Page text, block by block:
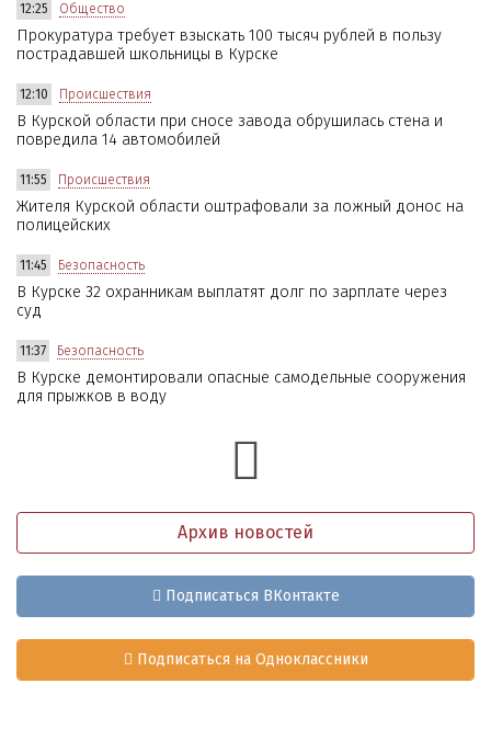
12:25 Общество
Прокуратура требует взыскать 100 тысяч рублей в пользу
пострадавшей школьницы в Курске
12:10 Происшествия
В Курской области при сносе завода обрушилась стена и
повредила 14 автомобилей
11:55 Происшествия
Жителя Курской области оштрафовали за ложный донос на
полицейских
11:45 Безопасность
В Курске 32 охранникам выплатят долг по зарплате через
суд
11:37 Безопасность
В Курске демонтировали опасные самодельные сооружения
для прыжков в воду
Архив новостей
Подписаться ВКонтакте
Подписаться на Одноклассники